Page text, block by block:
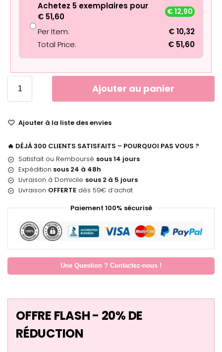
Achetez 5 exemplaires pour
€ 51,60
€12,90
Per Item: €10,32
Total Price:
€ 51,60
Ajouter au panier
Ajouter à la liste des envies
🔥 DÉJÀ 300 CLIENTS SATISFAITS – POURQUOI PAS VOUS ?
Satisfait ou Remboursé sous 14 jours
Expédition sous 24 à 48h
Livraison à Domicile sous 2 à 5 jours
Livraison OFFERTE dès 59€ d’achat
Paiement 100% sécurisé
Une Question ? Contactez-nous !
OFFRE FLASH - 20% DE
RÉDUCTION